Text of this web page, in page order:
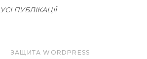
УСІ ПУБЛІКАЦІЇ
ЗАЩИТА WORDPRESS